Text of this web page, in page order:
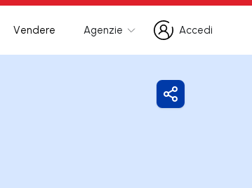
Vendere Agenzie
Accedi
Accedi
Condividi